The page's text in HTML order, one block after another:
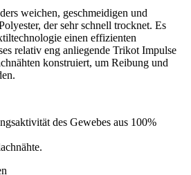
weichen, geschmeidigen und
der sehr schnell trocknet. Es
einen effizienten
relativ eng anliegende Trikot Impulse
konstruiert, um Reibung und
des Gewebes aus 100%